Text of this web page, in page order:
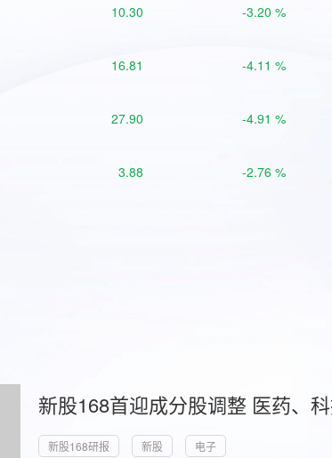
10.30 -3.20 %
16.81 -4.11 %
27.90 -4.91 %
3.88 -2.76 %
新股168首迎成分股调整 医药、
新股168研报 新股 电子